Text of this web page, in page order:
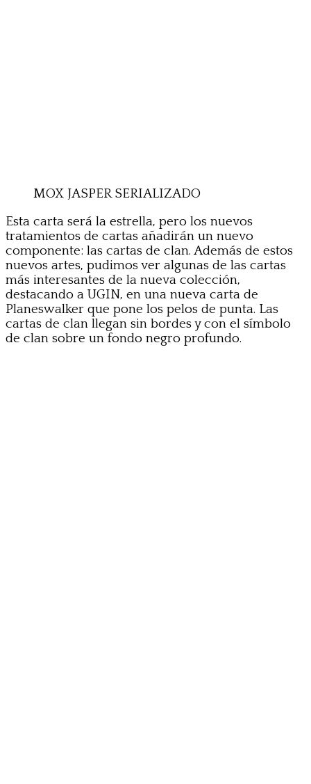
MOX JASPER SERIALIZADO
Esta carta será la estrella, pero los nuevos
tratamientos de cartas añadirán un nuevo
componente: las cartas de clan. Además de estos
nuevos artes, pudimos ver algunas de las cartas
más interesantes de la nueva colección,
destacando a UGIN, en una nueva carta de
Planeswalker que pone los pelos de punta. Las
cartas de clan llegan sin bordes y con el símbolo
de clan sobre un fondo negro profundo.